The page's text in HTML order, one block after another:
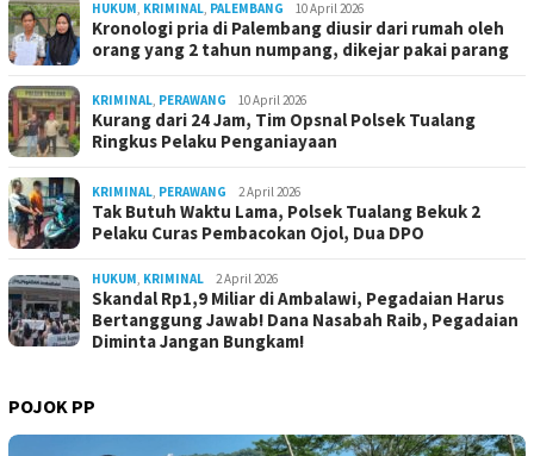
HUKUM, KRIMINAL, PALEMBANG 10 April 2026
Kronologi pria di Palembang diusir dari rumah oleh
orang yang 2 tahun numpang, dikejar pakai parang
KRIMINAL, PERAWANG 10 April 2026
Kurang dari 24 Jam, Tim Opsnal Polsek Tualang
Ringkus Pelaku Penganiayaan
KRIMINAL, PERAWANG 2 April 2026
Tak Butuh Waktu Lama, Polsek Tualang Bekuk 2
Pelaku Curas Pembacokan Ojol, Dua DPO
HUKUM, KRIMINAL 2 April 2026
Skandal Rp1,9 Miliar di Ambalawi, Pegadaian Harus
Bertanggung Jawab! Dana Nasabah Raib, Pegadaian
Diminta Jangan Bungkam!
POJOK PP